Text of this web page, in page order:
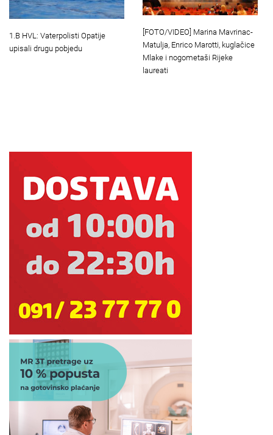
1.B HVL: Vaterpolisti Opatije
upisali drugu pobjedu
[FOTO/VIDEO] Marina Mavrinac-
Matulja, Enrico Marotti, kuglačice
Mlake i nogometaši Rijeke
laureati